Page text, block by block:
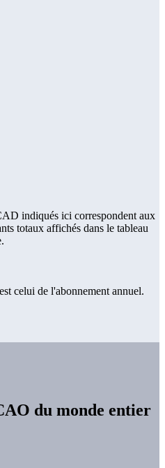
indiqués ici correspondent aux
totaux affichés dans le tableau
celui de l'abonnement annuel.
du monde entier